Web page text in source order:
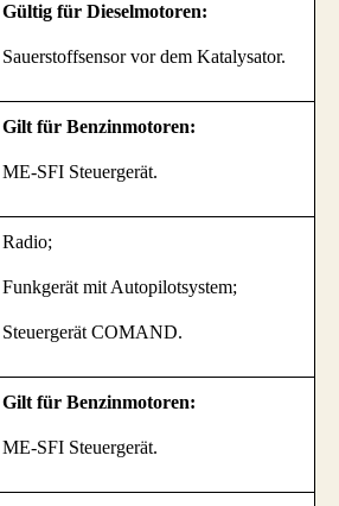
Gültig für Dieselmotoren:
Sauerstoffsensor vor dem Katalysator.
Gilt für Benzinmotoren:
ME-SFI Steuergerät.
Radio;
Funkgerät mit Autopilotsystem;
Steuergerät COMAND.
Gilt für Benzinmotoren:
ME-SFI Steuergerät.